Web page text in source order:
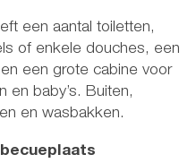
een aantal toiletten,
of enkele douches, een
een grote cabine voor
en baby’s. Buiten,
en wasbakken.